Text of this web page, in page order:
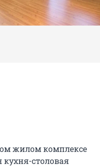
жилом комплексе
кухня-столовая